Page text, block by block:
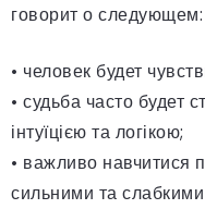
говорит о следующем:
• человек будет
• судьба часто будет
інтуїцією та логікою;
• важливо навчитися
сильними та